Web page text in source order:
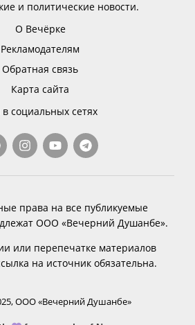
и политические новости.
О Вечёрке
Рекламодателям
Обратная связь
Карта сайта
социальных сетях
права на все публикуемые
ООО «Вечерний Душанбе».
или перепечатке материалов
на источник обязательна.
ООО «Вечерний Душанбе»